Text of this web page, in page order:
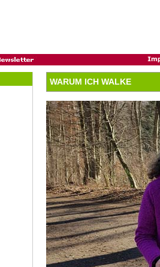
WARUM ICH WALKE